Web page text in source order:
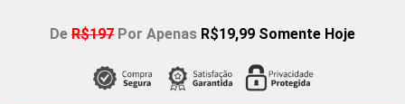
De R$197 Por Apenas R$19,99 Somente Hoje